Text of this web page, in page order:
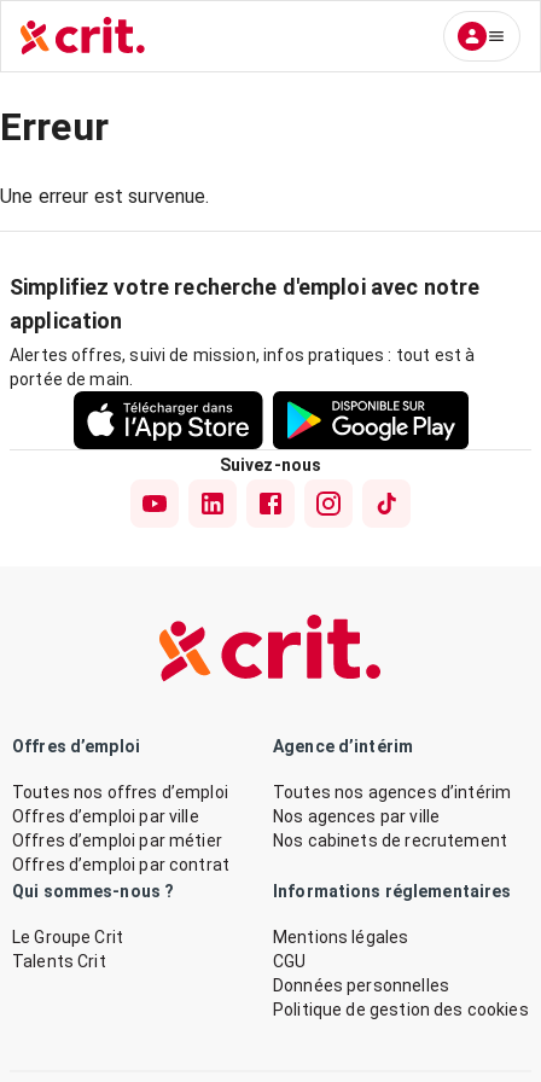
Erreur
Une erreur est survenue.
Simplifiez votre recherche d'emploi avec notre
application
Alertes offres, suivi de mission, infos pratiques : tout est à
portée de main.
Suivez-nous
Offres d’emploi
Toutes nos offres d’emploi
Offres d’emploi par ville
Offres d’emploi par métier
Offres d’emploi par contrat
Agence d’intérim
Toutes nos agences d’intérim
Nos agences par ville
Nos cabinets de recrutement
Qui sommes-nous ?
Le Groupe Crit
Talents Crit
Informations réglementaires
Mentions légales
CGU
Données personnelles
Politique de gestion des cookies